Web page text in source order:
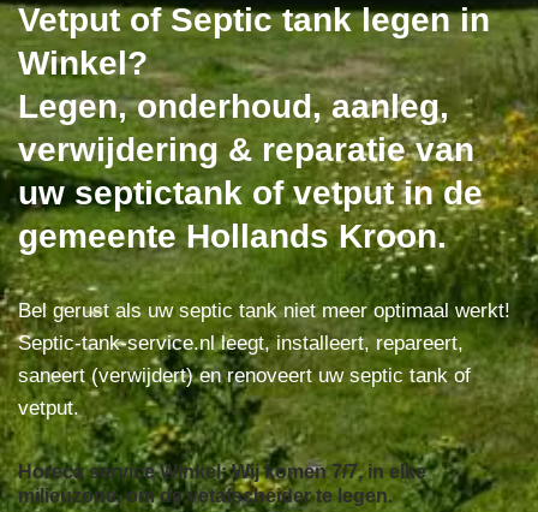
Vetput of Septic tank legen in
Winkel?
Legen, onderhoud, aanleg,
verwijdering & reparatie van
uw septictank of vetput in de
gemeente Hollands Kroon.
Bel gerust als uw septic tank niet meer optimaal werkt!
Septic-tank-service.nl leegt, installeert, repareert,
saneert (verwijdert) en renoveert uw septic tank of
vetput.
Horeca service Winkel: Wij komen 7/7, in elke
milieuzone, om de vetafscheider te legen.